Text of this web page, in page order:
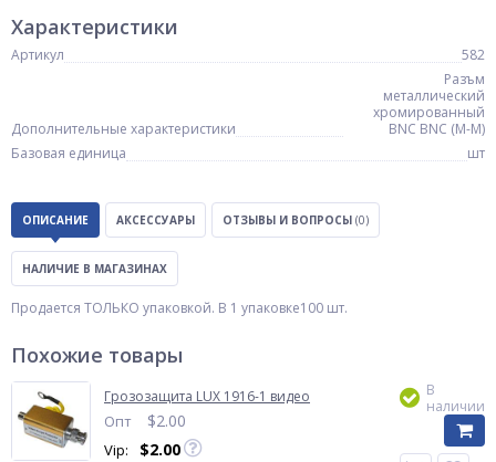
Характеристики
Артикул 582
Дополнительные характеристики
Разъм
металлический
хромированный
BNC BNC (М-М)
Базовая единица
шт
ОПИСАНИЕ АКСЕССУАРЫ ОТЗЫВЫ И ВОПРОСЫ (0)
НАЛИЧИЕ В МАГАЗИНАХ
Продается ТОЛЬКО упаковкой. В 1 упаковке100 шт.
Похожие товары
Грозозащита LUX 1916-1 видео
Опт $2.00
Vip: $2.00
В
наличии